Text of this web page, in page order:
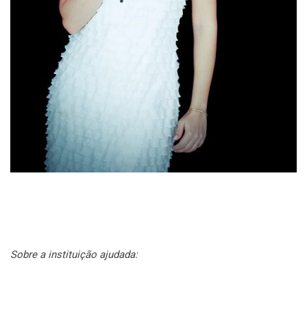
Sobre a instituição ajudada: